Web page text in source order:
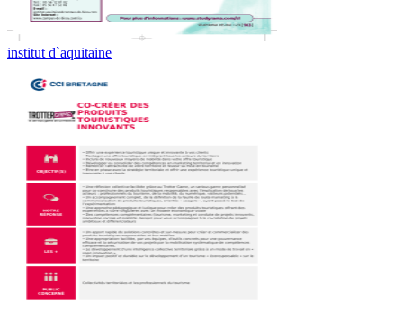
institut d`aquitaine